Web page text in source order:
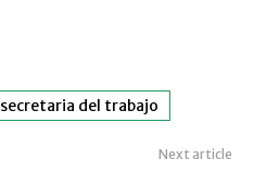
secretaria del trabajo
Next article